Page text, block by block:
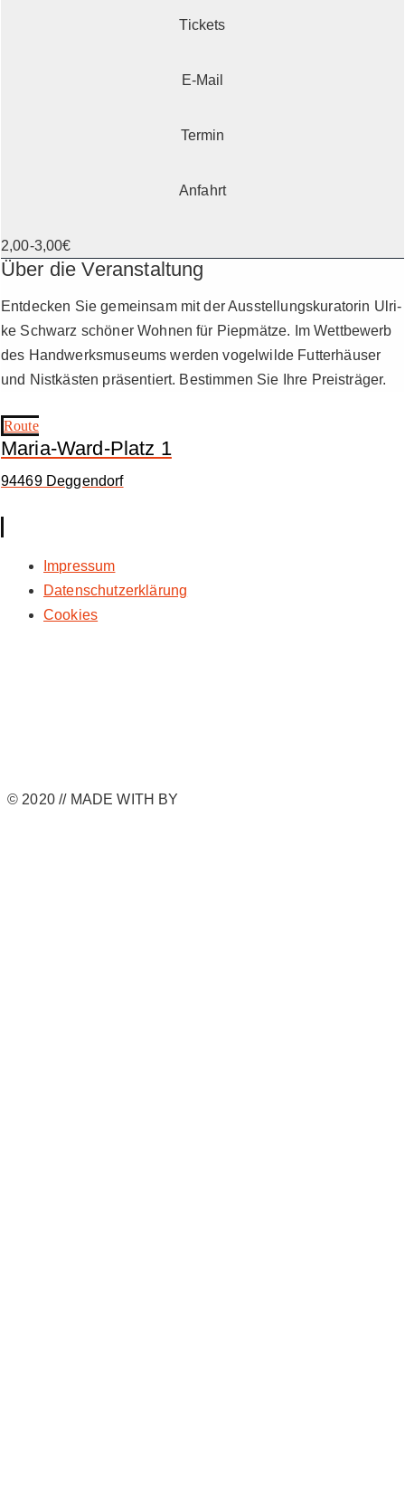
Tickets
E-Mail
Termin
Anfahrt
2,00-3,00€
Über die Veranstaltung
Ent­de­cken Sie ge­mein­sam mit der Aus­stel­lungs­ku­ra­to­rin Ul­ri­
ke Schwarz schö­ner Woh­nen für Piep­mät­ze. Im Wett­be­werb
des Hand­werks­mu­se­ums wer­den vo­gel­wil­de Fut­ter­häu­ser
und Nist­käs­ten prä­sen­tiert. Be­stim­men Sie Ih­re Preis­trä­ger.
Route
Maria-Ward-Platz 1
94469 Deggendorf
Impressum
Datenschutzerklärung
Cookies
© 2020 // MADE WITH BY